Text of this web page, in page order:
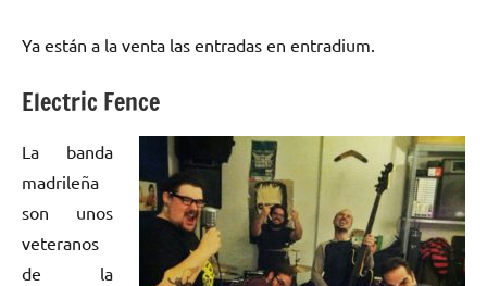
Ya están a la venta las entradas en entradium.
Electric Fence
La banda
madrileña
son unos
veteranos
de la